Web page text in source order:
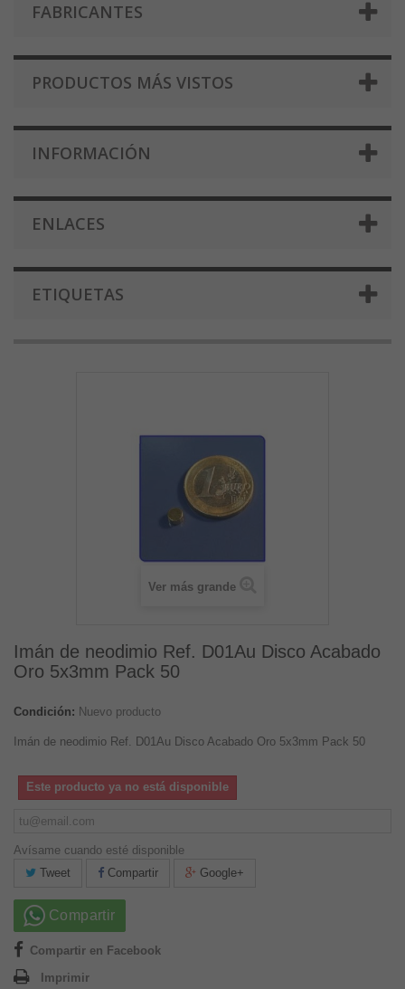
FABRICANTES
PRODUCTOS MÁS VISTOS
INFORMACIÓN
ENLACES
ETIQUETAS
Ver más grande
Imán de neodimio Ref. D01Au Disco Acabado
Oro 5x3mm Pack 50
Condición: Nuevo producto
Imán de neodimio Ref. D01Au Disco Acabado Oro 5x3mm Pack 50
Este producto ya no está disponible
Avísame cuando esté disponible
Tweet
Compartir Google+
Compartir
Compartir en Facebook
Imprimir